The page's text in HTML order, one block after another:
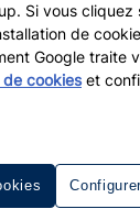
Si vous
de
Google traite
de cookieset